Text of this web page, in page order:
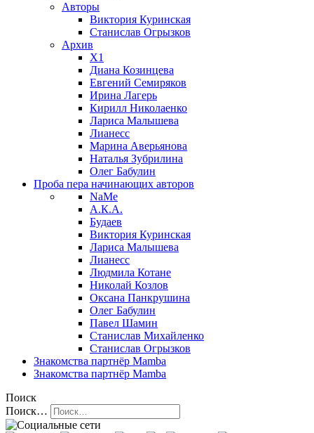
Авторы
Виктория Куринская
Станислав Огрызков
Архив
X1
Диана Козинцева
Евгений Семиряков
Ирина Лагерь
Кирилл Николаенко
Лариса Малышева
Лианесс
Марина Аверьянова
Наталья Зубрилина
Олег Бабулин
Проба пера начинающих авторов
NaMe
А.К.А.
Будаев
Виктория Куринская
Лариса Малышева
Лианесс
Людмила Котане
Николай Козлов
Оксана Панкрушина
Олег Бабулин
Павел Шамин
Станислав Михайленко
Станислав Огрызков
Знакомства партнёр Mamba
Знакомства партнёр Mamba
Поиск
Поиск…